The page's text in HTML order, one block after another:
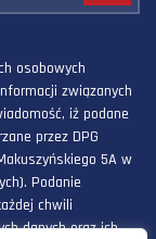
osobowych
związanych
iż podane
przez DPG
5A w
Podanie
chwili
danych oraz ich